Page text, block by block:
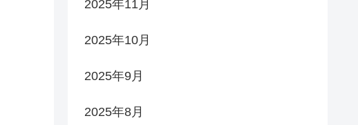
2025年11月
2025年10月
2025年9月
2025年8月